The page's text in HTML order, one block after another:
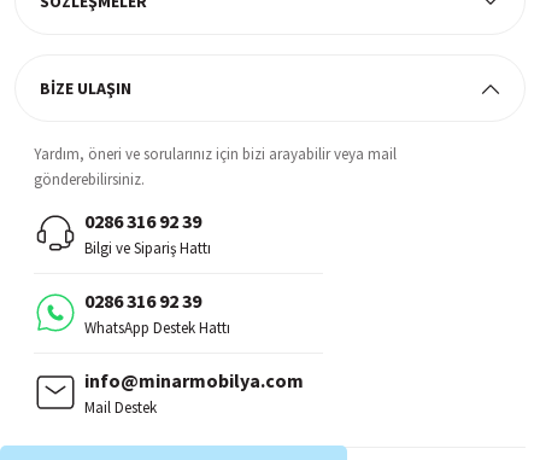
BİZE ULAŞIN
Yardım, öneri ve sorularınız için bizi arayabilir veya mail
gönderebilirsiniz.
0286 316 92 39
Bilgi ve Sipariş Hattı
0286 316 92 39
WhatsApp Destek Hattı
info@minarmobilya.com
Mail Destek